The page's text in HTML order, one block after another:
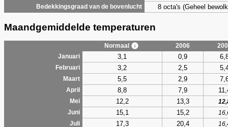
Bedekkingsgraad van de bovenlucht 8 octa's (Geheel
Maandgemiddelde temperaturen
Normaal 2006
Januari
3,1 0,9
Februari 3,2 2,5
Maart 5,5 2,9
April 8,8 7,9
Mei 12,2 13,3
Juni
15,1 15,2
Juli
17,3 20,4